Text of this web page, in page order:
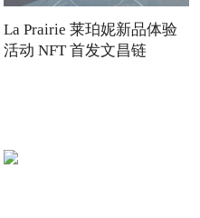
La Prairie 莱珀妮新品体验
活动 NFT 首发文昌链